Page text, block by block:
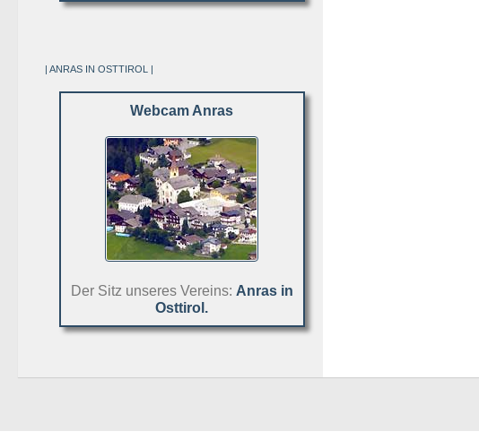
| ANRAS IN OSTTIROL |
Webcam Anras
Der Sitz unseres Vereins: Anras in
Osttirol.